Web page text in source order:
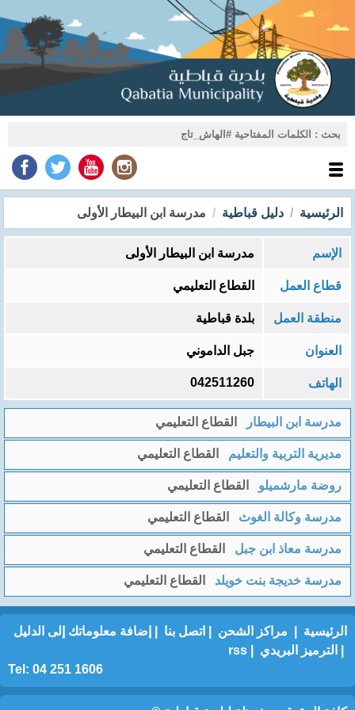
الرئيسية دليل قباطية مدرسة ابن البيطار الأولى
الإسم مدرسة ابن البيطار الأولى
قطاع العمل القطاع التعليمي
منطقة العمل بلدة قباطية
العنوان جبل الداموني
الهاتف 042511260
مدرسة ابن البيطار القطاع التعليمي
مديرية التربية والتعليم القطاع التعليمي
روضة مارشميلو القطاع التعليمي
مدرسة وكالة الغوث القطاع التعليمي
مدرسة معاذ ابن جبل القطاع التعليمي
مدرسة خديجة بنت خويلد القطاع التعليمي
الرئيسية مراكز الشحن اتصل بنا
إضافة معلوماتك إلى الدليل
الترميز البريدي
rss
Tel: 04 251 1606